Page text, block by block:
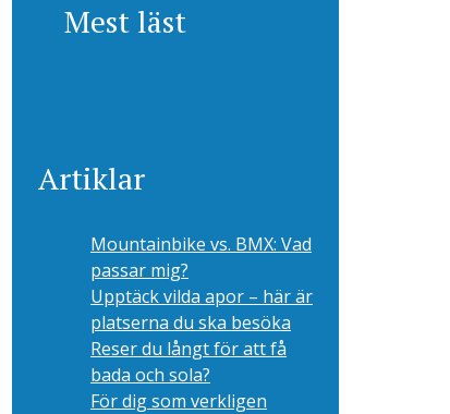
Mest läst
Artiklar
Mountainbike vs. BMX: Vad
passar mig?
Upptäck vilda apor – här är
platserna du ska besöka
Reser du långt för att få
bada och sola?
För dig som verkligen